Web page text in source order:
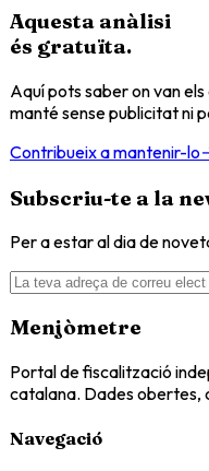
Aquesta anàlisi
és gratuïta.
Aquí pots saber on van
manté sense publicitat ni
Contribueix a mantenir-lo
Subscriu-te a la
Per a estar al dia de
Menjòmetre
Portal de fiscalització
catalana. Dades obertes,
Navegació